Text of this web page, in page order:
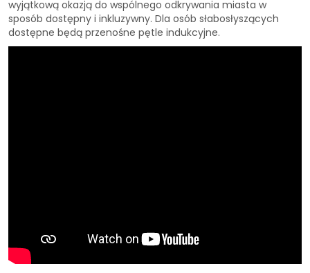
wyjątkową okazją do wspólnego odkrywania miasta w
sposób dostępny i inkluzywny. Dla osób słabosłyszących
dostępne będą przenośne pętle indukcyjne.